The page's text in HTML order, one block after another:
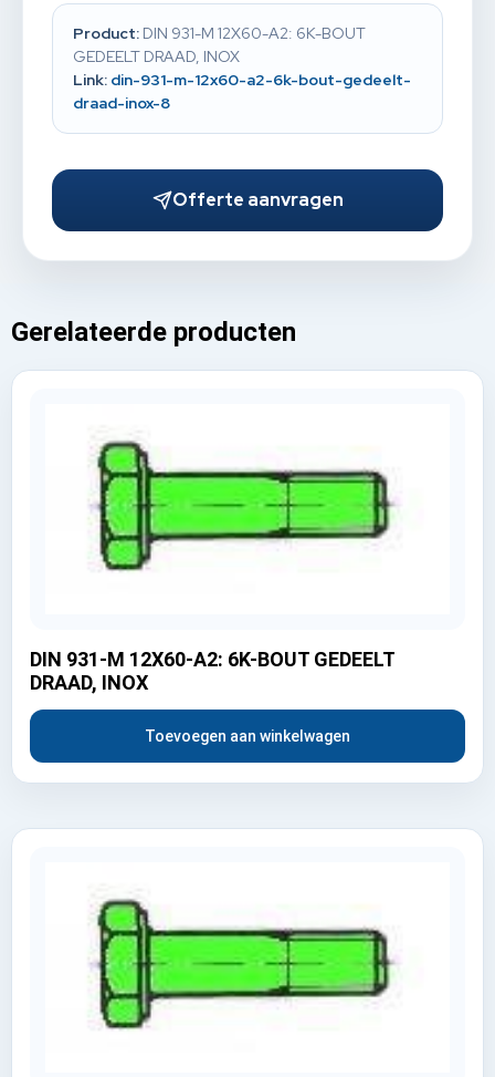
Product: DIN 931-M 12X60-A2: 6K-BOUT
GEDEELT DRAAD, INOX
Link: din-931-m-12x60-a2-6k-bout-gedeelt-
draad-inox-8
Offerte aanvragen
Gerelateerde producten
DIN 931-M 12X60-A2: 6K-BOUT GEDEELT
DRAAD, INOX
Toevoegen aan winkelwagen